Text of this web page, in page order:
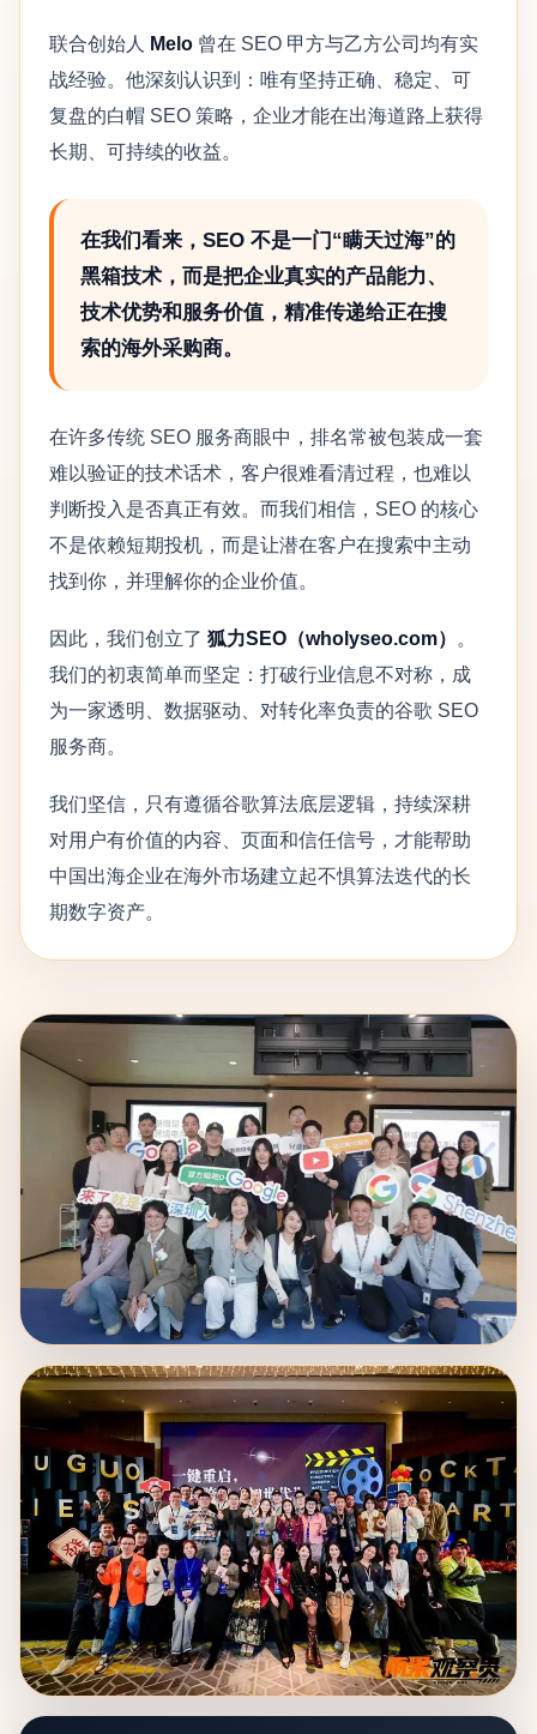
联合创始人 Melo 曾在 SEO 甲方与乙方公司均有实
战经验。他深刻认识到：唯有坚持正确、稳定、可
复盘的白帽 SEO 策略，企业才能在出海道路上获得
长期、可持续的收益。
在我们看来，SEO 不是一门“瞒天过海”的
黑箱技术，而是把企业真实的产品能力、
技术优势和服务价值，精准传递给正在搜
索的海外采购商。
在许多传统 SEO 服务商眼中，排名常被包装成一套
难以验证的技术话术，客户很难看清过程，也难以
判断投入是否真正有效。而我们相信，SEO 的核心
不是依赖短期投机，而是让潜在客户在搜索中主动
找到你，并理解你的企业价值。
因此，我们创立了 狐力SEO（wholyseo.com）
。
我们的初衷简单而坚定：打破行业信息不对称，成
为一家透明、数据驱动、对转化率负责的谷歌 SEO
服务商。
我们坚信，只有遵循谷歌算法底层逻辑，持续深耕
对用户有价值的内容、页面和信任信号，才能帮助
中国出海企业在海外市场建立起不惧算法迭代的长
期数字资产。